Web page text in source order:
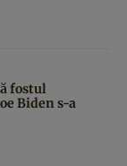
fostul
Biden s-a